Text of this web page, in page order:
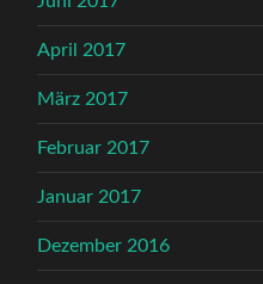
April 2017
März 2017
Februar 2017
Januar 2017
Dezember 2016